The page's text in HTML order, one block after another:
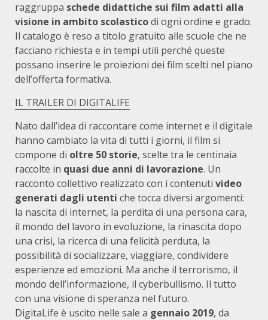
raggruppa schede didattiche sui film adatti alla
visione in ambito scolasticodi ogni ordine e grado.
Il catalogo è reso a titolo gratuito alle scuole che ne
facciano richiesta e in tempi utili perché queste
possano inserire le proiezioni dei film scelti nel piano
dell’offerta formativa.
IL TRAILER DI DIGITALIFE
Nato dall’idea di raccontare come internet e il digitale
hanno cambiato la vita di tutti i giorni, il film si
compone di oltre 50 storie, scelte tra le centinaia
raccolte in quasi due anni di lavorazione. Un
racconto collettivo realizzato con i contenuti video
generati dagli utenti che tocca diversi argomenti:
la nascita di internet, la perdita di una persona cara,
il mondo del lavoro in evoluzione, la rinascita dopo
una crisi, la ricerca di una felicità perduta, la
possibilità di socializzare, viaggiare, condividere
esperienze ed emozioni. Ma anche il terrorismo, il
mondo dell’informazione, il cyberbullismo. Il tutto
con una visione di speranza nel futuro.
DigitaLife è uscito nelle sale a gennaio 2019, da